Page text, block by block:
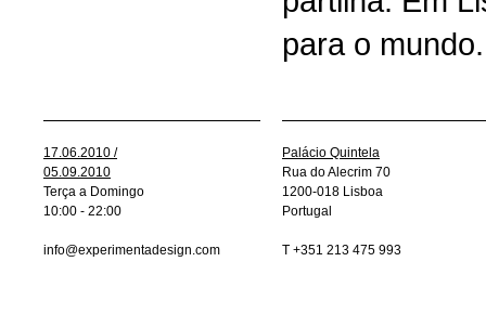
para o mundo.
17.06.2010 /
05.09.2010
Terça a Domingo
10:00 - 22:00
info@experimentadesign.com
Palácio Quintela
Rua do Alecrim 70
1200-018 Lisboa
Portugal
T +351 213 475 993